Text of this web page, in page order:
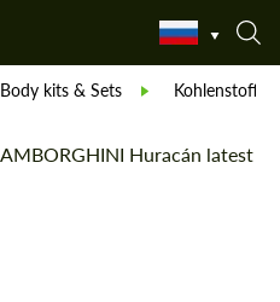
Body kits & Sets Kohlenstoff